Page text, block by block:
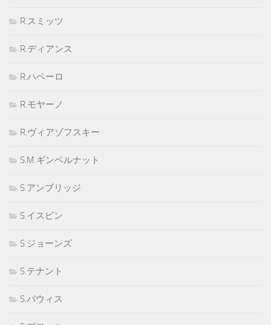
R.スミッツ
R.ディアンス
R.ハベーロ
R.モヤーノ
R.ヴィアゾフスキー
S.M.ギンベルナット
S.アンブリッジ
S.イスビン
S.ジョーンズ
S.テナント
S.パウィス